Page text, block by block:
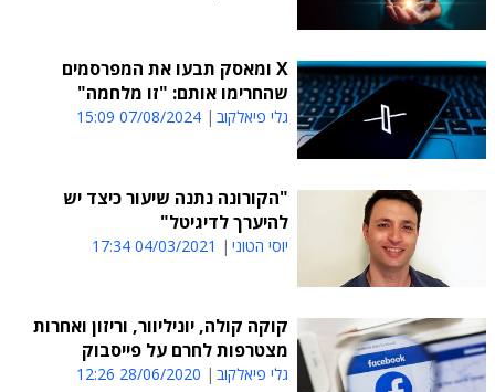
X ומאסק תבעו את המפרסמים
שהחרימו אותם: "זו מלחמה"
גלי פיאלקוב 07/08/2024 15:09
"הקורונה נתנה שיעור כיצד יש
להיערך לדיגיטל"
יוסי הטוני 04/03/2021 17:34
קוקה קולה, יוניליוור, וריזון ואחרות
מצטרפות לחרם על פייסבוק
גלי פיאלקוב 28/06/2020 12:26